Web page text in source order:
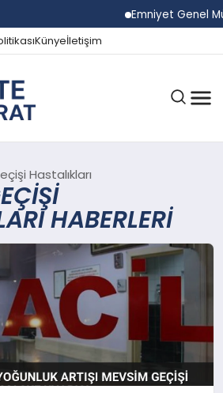
Emniyet Genel
Künyeİletişim
Hastalıkları
HABERLERI